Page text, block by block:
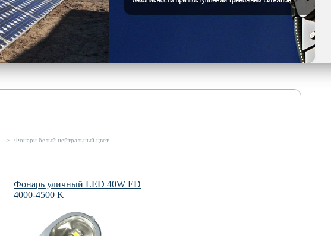
> Фонари белый нейтральный цвет
Фонарь уличный LED 40W ED
4000-4500 K